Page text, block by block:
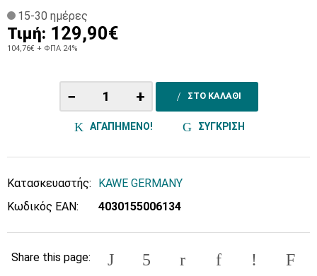
15-30 ημέρες
Τιμή: 129,90€
104,76€ + ΦΠΑ 24%
− + ΣΤΟ ΚΑΛΑΘΙ
ΑΓΑΠΗΜΕΝΟ! ΣΥΓΚΡΙΣΗ
Κατασκευαστής:
KAWE GERMANY
Κωδικός EAN:
4030155006134
Share this page: